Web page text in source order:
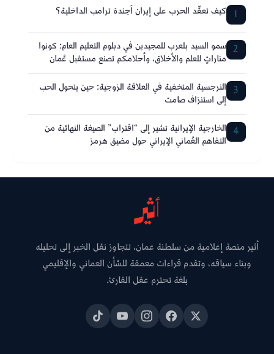
1 كيف تعقّد الحرب على إيران أجندة ترامب الداخلية؟
2 سمو السيد بلعرب للمجيدين في دبلوم التعليم العام: كونوا
مناراتٍ للعلم والأخلاق، وأحلامكم تصنع مستقبل عُمان
3 النرجسية المتخفية في العلاقة الزوجية: حين يتحول الحب
إلى استنزاف صامت
4 الخارجية الإيرانية تشير إلى “اقتراب” الصيغة النهائية من
التفاهم العُماني الإيراني حول مضيق هرمز
أثير منصة إعلامية من سلطنة عمان، تتجاوز نقل الخبر إلى تحليله
وبناء سياقه، وتقدم قراءات معمقة للشأن العماني والإقليمي
بلغة تحترم عقل القارئ.